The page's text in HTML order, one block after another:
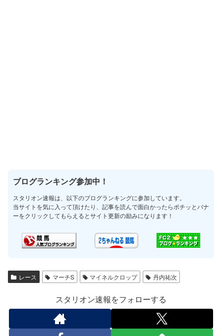
ブログランキング参加中！
スタリオン速報は、以下のブログランキングに参加しています。
当サイトを気に入って頂けたり、記事を読んで面白かったらポチッとバナ
ーをクリックしてもらえるとサイト更新の励みになります！
レース マーチS マイネルクロップ 丹内祐次
スタリオン速報をフォローする